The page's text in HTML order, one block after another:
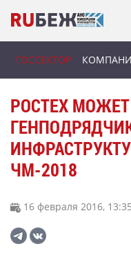
ГОССЕКТОР
РОСТЕХ МОЖЕТ
ЧМ-2018
16 февраля 2016, 13:35